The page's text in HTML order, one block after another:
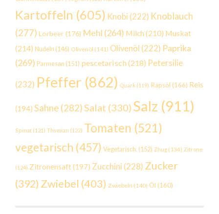
Kartoffeln (605) Knobi (222) Knoblauch
(277) Lorbeer (176) Mehl (264) Milch (210) Muskat
(214) Nudeln (146) Olivenöl (141) Olivenöl (222) Paprika
(269) Parmesan (151) pescetarisch (218) Petersilie
(232) Pfeffer (862) Quark (119) Rapsöl (166) Reis
(194) Sahne (282) Salat (330) Salz (911)
Spinat (121) Thymian (122) Tomaten (521)
vegetarisch (457) Vegetarisch. (152) Zhug (134) Zitrone
(124) Zitronensaft(197) Zucchini (228) Zucker
(392) Zwiebel (403) Zwiebeln (140) Öl (160)